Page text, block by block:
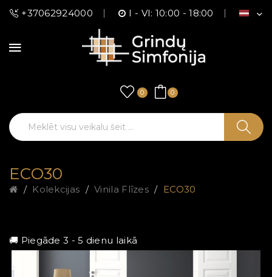
+37062924000 I - VI: 10:00 - 18:00
0 0
ECO30
Kolekcijas Vinila Flīzes ECO30
🚚 Piegāde 3 - 5 dienu laikā